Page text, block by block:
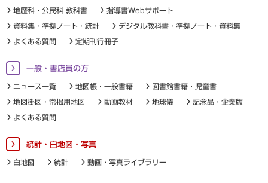
地歴科・公民科 教科書 指導書Webサポート
資料集・準拠ノート・統計 デジタル教科書・準拠ノート・資料集
よくある質問 定期刊行冊子
一般・書店員の方
ニュース一覧 地図帳・一般書籍 図書館書籍・児童書
地図掛図・常掲用地図 動画教材 地球儀 記念品・企業版
よくある質問
統計・白地図・写真
白地図 統計 動画・写真ライブラリー